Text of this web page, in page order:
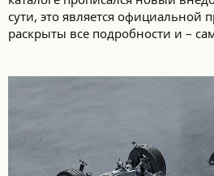
сути, это является официальной
раскрыты все подробности и –